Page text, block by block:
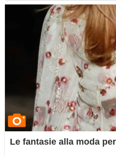
2017-2018.
Le fantasie alla moda